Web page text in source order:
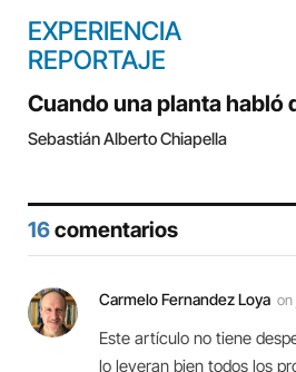
EXPERIENCIA
REPORTAJE
Cuando una planta habló
Sebastián Alberto Chiapella
16comentarios
Carmelo Fernandez Loya on
Este artículo no tiene
lo leyeran bien todos los